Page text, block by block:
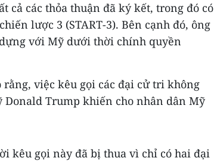
cả các thỏa thuận đã ký kết, trong đó có
lược 3 (START-3). Bên cạnh đó, ông
với Mỹ dưới thời chính quyền
việc kêu gọi các đại cử tri không
Donald Trump khiến cho nhân dân Mỹ
kêu gọi này đã bị thua vì chỉ có hai đại